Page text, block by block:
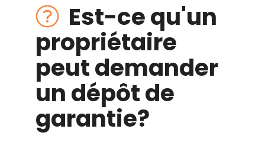
Est-ce qu'un
propriétaire
peut demander
un dépôtde
garantie?